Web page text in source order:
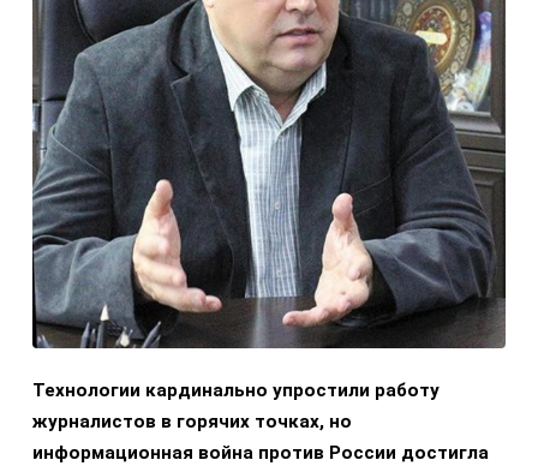
Технологии кардинально упростили работу
журналистов в горячих точках, но
информационная война против России достигла